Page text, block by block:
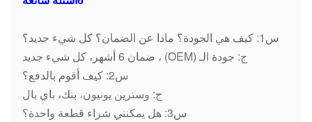
الكوكبية
أسلحة
الكوكبية
R160-7
س1: كيف هي الجودة؟ ماذا عن الضمان؟ كل شيء جديد؟
ج: جودة الـ (OEM) ، ضمان 6 أشهر، كل شيء جديد
س2: كيف أقوم بالدفع؟
ج: وسترين يونيون، بنك، باي بال
س3: هل يمكنني شراء قطعة واحدة؟